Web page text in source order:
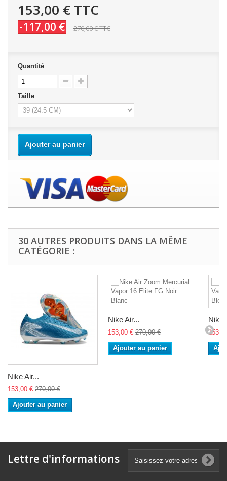
153,00 € TTC
-117,00 € 270,00 €TTC
Quantité
Taille
Ajouter au panier
30 AUTRES PRODUITS DANS LA MÊME
CATÉGORIE :
Nike Air...
153,00 € 270,00 €
Ajouter au panier
Nike Air...
153,00 € 270,00 €
Ajouter au panier
Nike
Lettre d'informations